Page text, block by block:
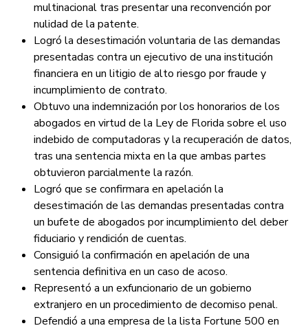
multinacional tras presentar una reconvención por
nulidad de la patente.
Logró la desestimación voluntaria de las demandas
presentadas contra un ejecutivo de una institución
financiera en un litigio de alto riesgo por fraude y
incumplimiento de contrato.
Obtuvo una indemnización por los honorarios de los
abogados en virtud de la Ley de Florida sobre el uso
indebido de computadoras y la recuperación de datos,
tras una sentencia mixta en la que ambas partes
obtuvieron parcialmente la razón.
Logró que se confirmara en apelación la
desestimación de las demandas presentadas contra
un bufete de abogados por incumplimiento del deber
fiduciario y rendición de cuentas.
Consiguió la confirmación en apelación de una
sentencia definitiva en un caso de acoso.
Representó a un exfuncionario de un gobierno
extranjero en un procedimiento de decomiso penal.
Defendió a una empresa de la lista Fortune 500 en